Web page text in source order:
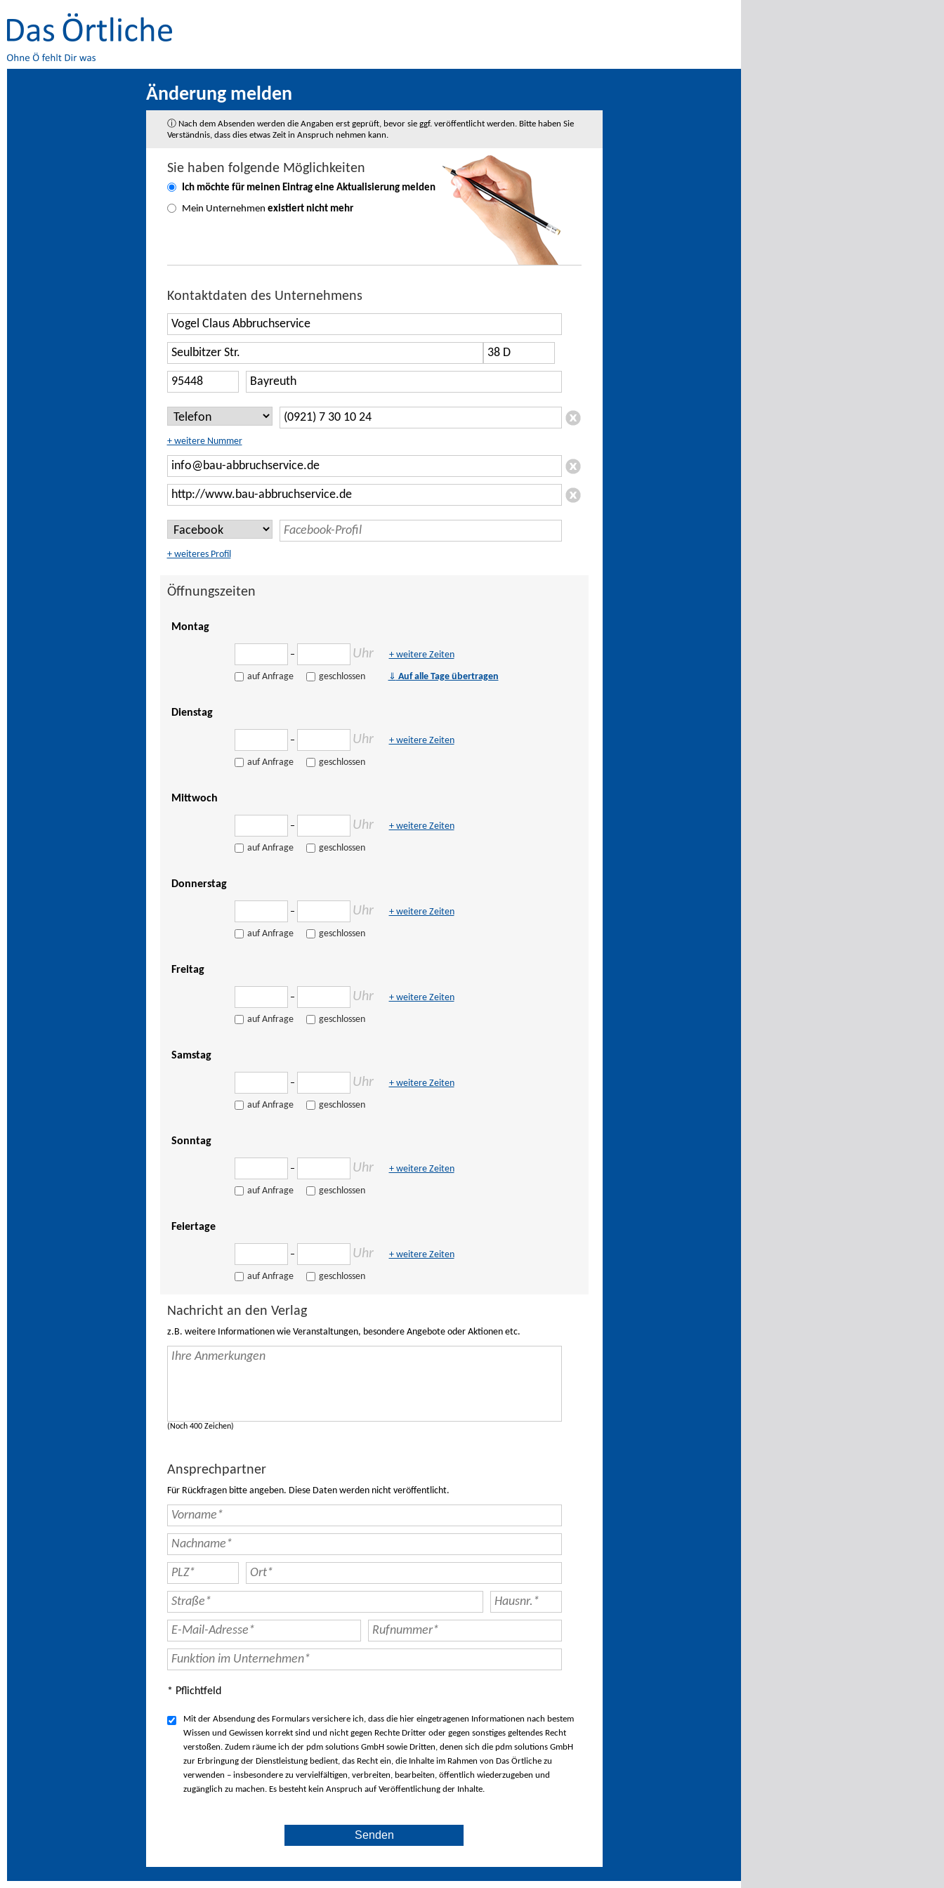
Änderung melden
ⓘ Nach dem Absenden werden die Angaben erst geprüft, bevor sie ggf. veröffentlicht werden. Bitte haben Sie
Verständnis, dass dies etwas Zeit in Anspruch nehmen kann.
Sie haben folgende Möglichkeiten
Ich möchte für meinen Eintrag eine Aktualisierungmelden
Mein Unternehmen existiert nicht mehr
Kontaktdaten des Unternehmens
+ weitere Nummer
+ weiteres Profil
Öffnungszeiten
Montag
– Uhr + weitere Zeiten
auf Anfrage geschlossen ⇓ Auf alle Tage übertragen
Dienstag
– Uhr + weitere Zeiten
auf Anfrage geschlossen
Mittwoch
– Uhr + weitere Zeiten
auf Anfrage geschlossen
Donnerstag
– Uhr + weitere Zeiten
auf Anfrage geschlossen
Freitag
– Uhr + weitere Zeiten
auf Anfrage geschlossen
Samstag
– Uhr + weitere Zeiten
auf Anfrage geschlossen
Sonntag
– Uhr + weitere Zeiten
auf Anfrage geschlossen
Feiertage
– Uhr + weitere Zeiten
auf Anfrage geschlossen
Nachricht an den Verlag
z.B. weitere Informationen wie Veranstaltungen, besondere Angebote oder Aktionen etc.
(Noch 400 Zeichen)
Ansprechpartner
Für Rückfragen bitte angeben. Diese Daten werden nicht veröffentlicht.
* Pflichtfeld
Mit der Absendung des Formulars versichere ich, dass die hier eingetragenen Informationen nach bestem
Wissen und Gewissen korrekt sind und nicht gegen Rechte Dritter oder gegen sonstiges geltendes Recht
verstoßen. Zudem räume ich der pdm solutions GmbH sowie Dritten, denen sich die pdm solutions GmbH
zur Erbringung der Dienstleistung bedient, das Recht ein, die Inhalte im Rahmen von Das Örtliche zu
verwenden – insbesondere zu vervielfältigen, verbreiten, bearbeiten, öffentlich wiederzugeben und
zugänglich zu machen. Es besteht kein Anspruch auf Veröffentlichung der Inhalte.
Senden